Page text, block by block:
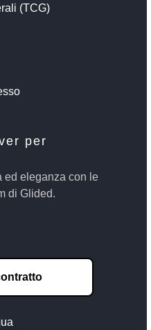
(TCG)
per
ed eleganza con le
di Glided.